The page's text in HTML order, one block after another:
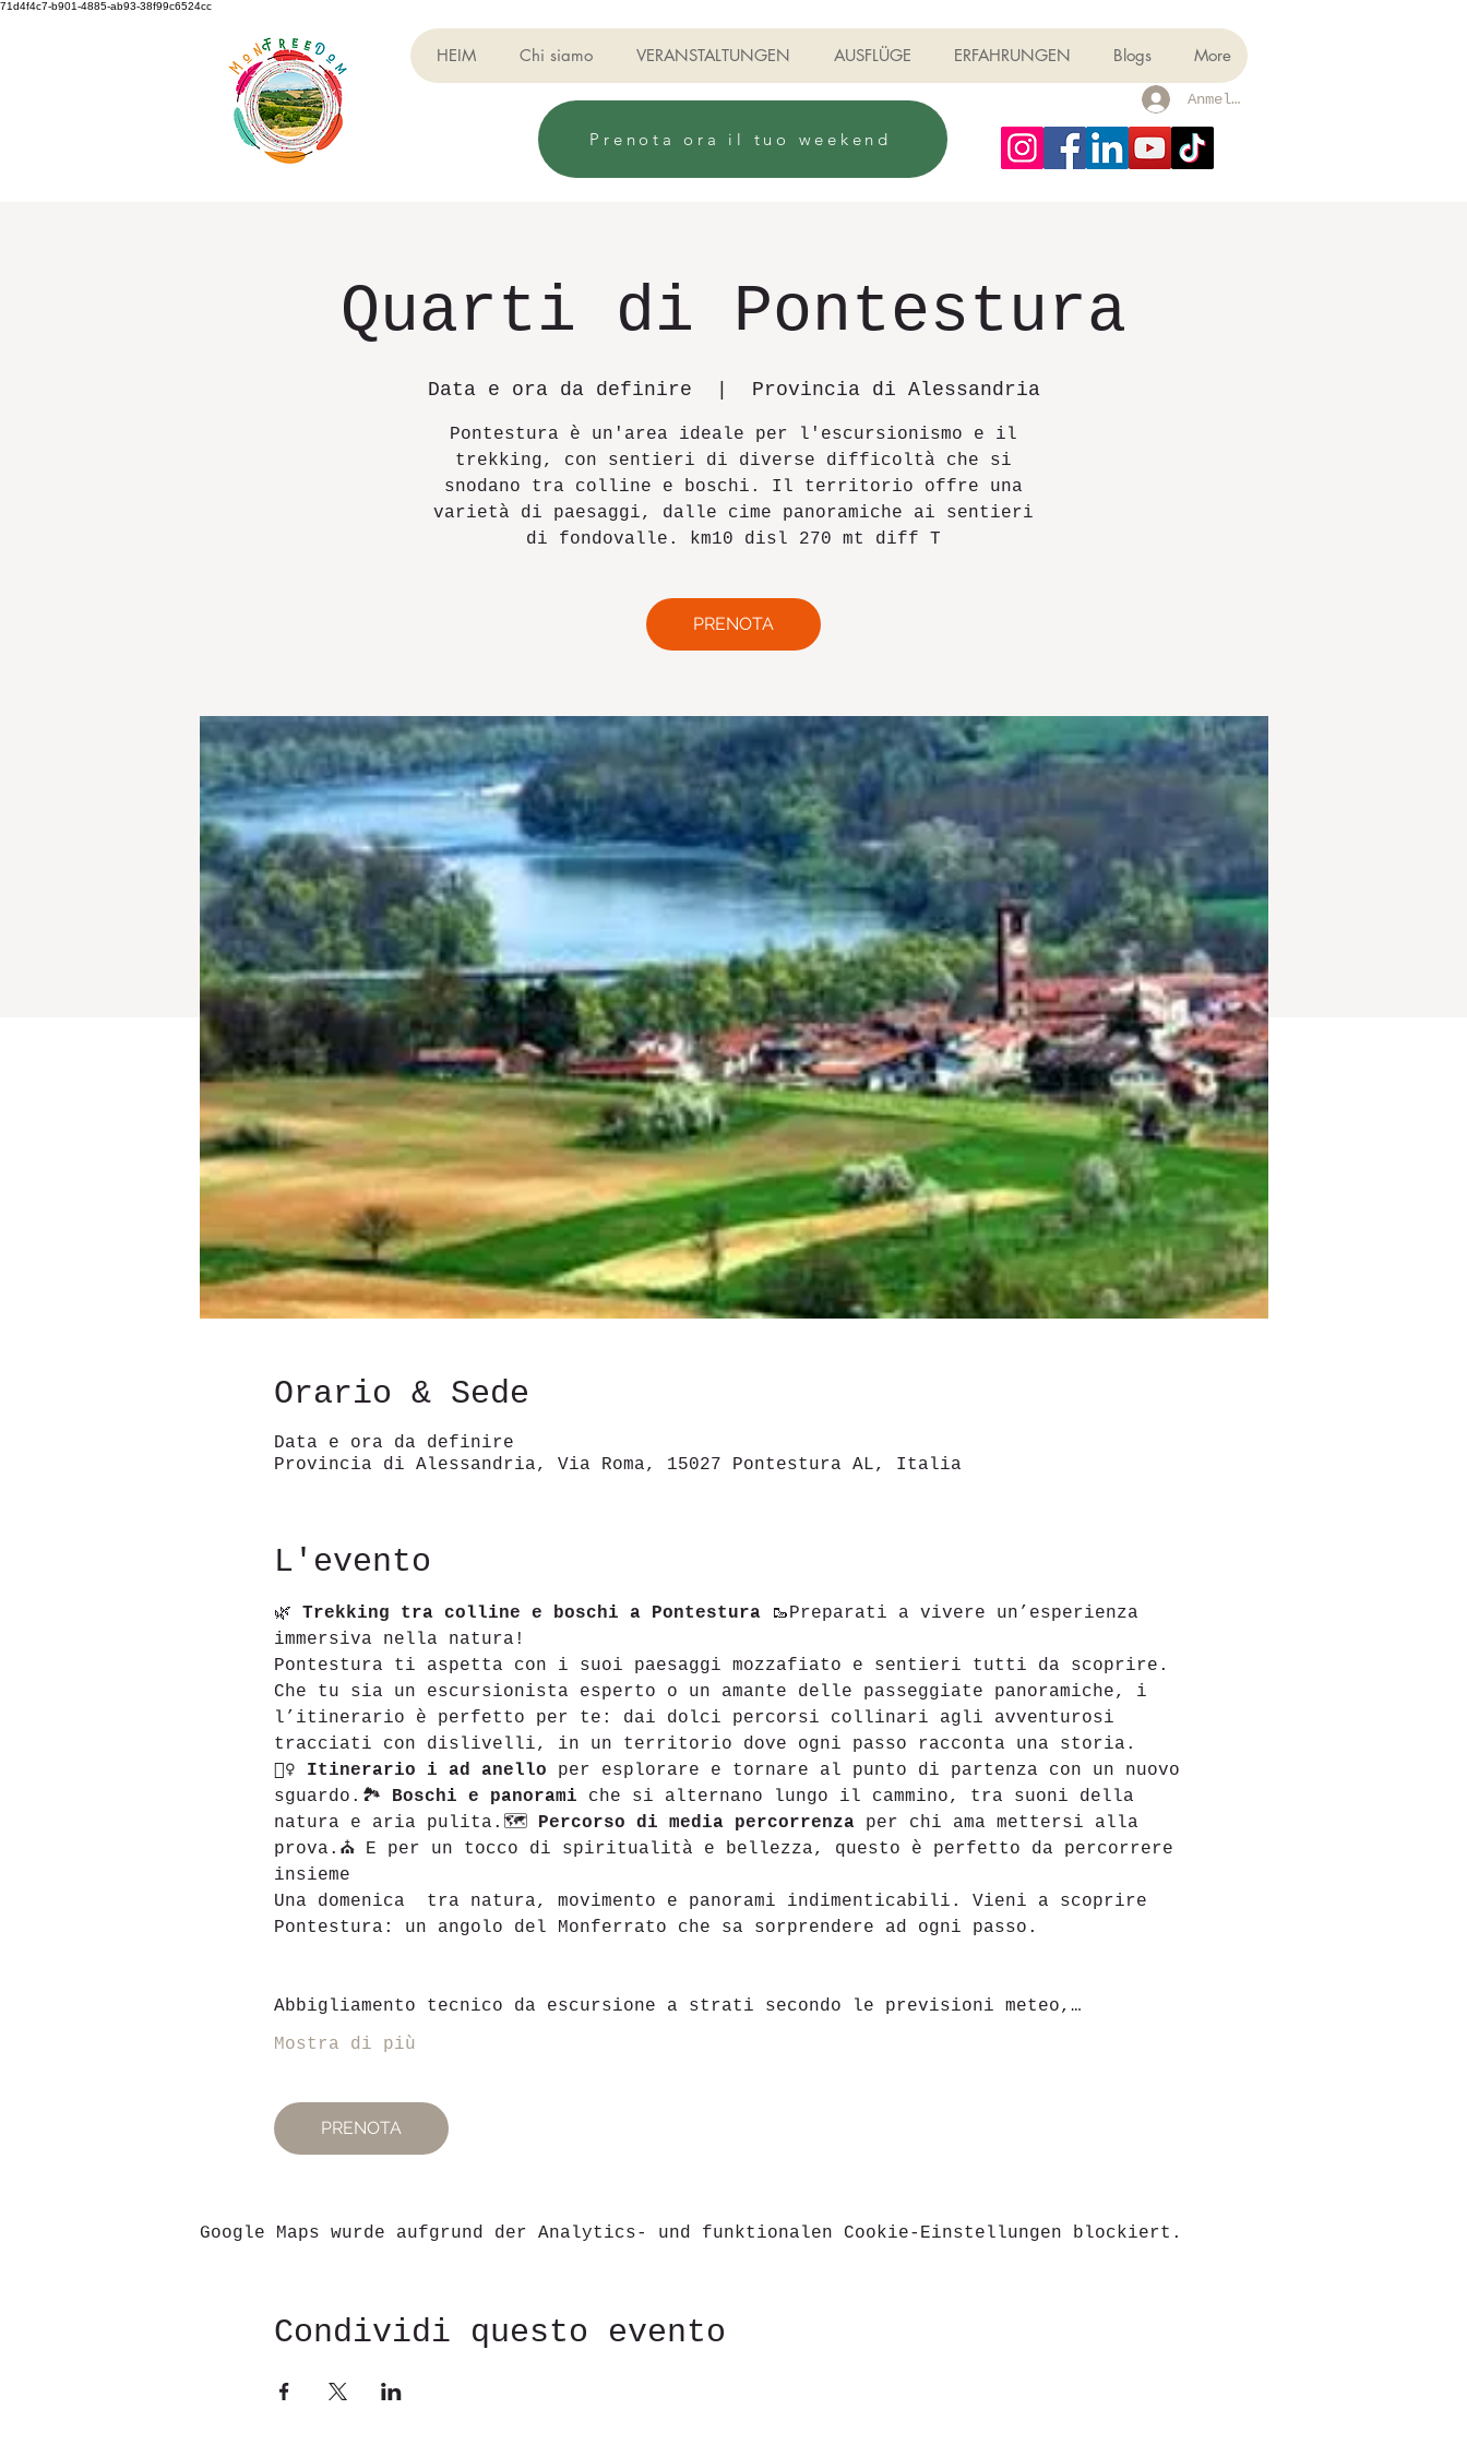
71d4f4c7-b901-4885-ab93-38f99c6524cc
HEIM Chi siamo VERANSTALTUNGEN AUSFLÜGE ERFAHRUNGEN Blogs More
Anmelden
Prenota ora il tuo weekend
Quarti di Pontestura
Data e ora da definire Provincia di Alessandria
Pontestura è un'area ideale per l'escursionismo e il
trekking, con sentieri di diverse difficoltà che si
snodano tra colline e boschi. Il territorio offre una
varietà di paesaggi, dalle cime panoramiche ai sentieri
di fondovalle. km10 disl 270 mt diff T
PRENOTA
Orario & Sede
Data e ora da definire
Provincia di Alessandria, Via Roma, 15027 Pontestura AL, Italia
L'evento
🌿 Trekking tra colline e boschi a Pontestura 🥾Preparati a vivere un’esperienza
immersiva nella natura!
Pontestura ti aspetta con i suoi paesaggi mozzafiato e sentieri tutti da scoprire.
Che tu sia un escursionista esperto o un amante delle passeggiate panoramiche, i
l’itinerario è perfetto per te: dai dolci percorsi collinari agli avventurosi
tracciati con dislivelli, in un territorio dove ogni passo racconta una storia.
🚶‍♀️ Itinerario i ad anello per esplorare e tornare al punto di partenza con un nuovo
sguardo.🏞 Boschi e panorami che si alternano lungo il cammino, tra suoni della
natura e aria pulita.🗺 Percorso di media percorrenza per chi ama mettersi alla
prova.⛪ E per un tocco di spiritualità e bellezza, questo è perfetto da percorrere
insieme
Una domenica  tra natura, movimento e panorami indimenticabili. Vieni a scoprire
Pontestura: un angolo del Monferrato che sa sorprendere ad ogni passo.
Abbigliamento tecnico da escursione a strati secondo le previsioni meteo,…
Mostra di più
PRENOTA
Google Maps wurde aufgrund der Analytics- und funktionalen Cookie-Einstellungen blockiert.
Condividi questo evento